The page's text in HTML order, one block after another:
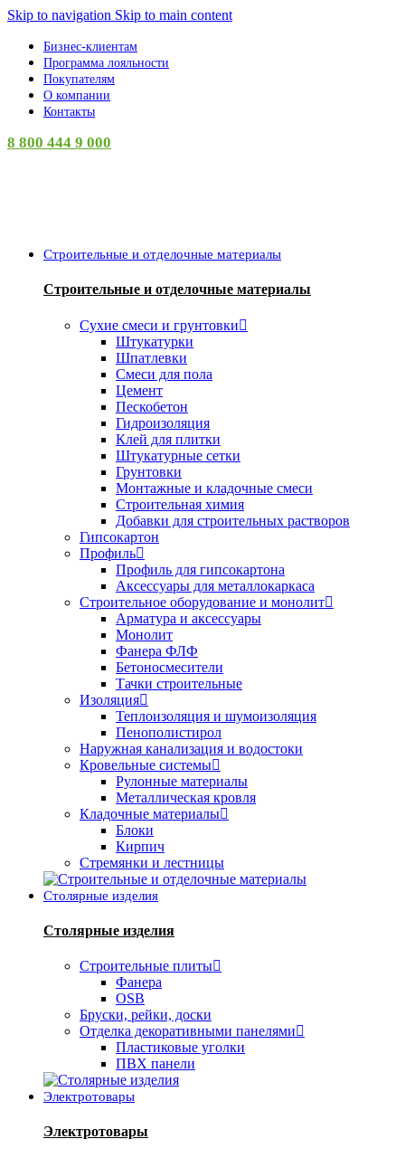
Skip to navigation Skip to main content
Бизнес-клиентам
Программа лояльности
Покупателям
О компании
Контакты
8 800 444 9 000
Строительные и отделочные материалы
Строительные и отделочные материалы
Сухие смеси и грунтовки
Штукатурки
Шпатлевки
Смеси для пола
Цемент
Пескобетон
Гидроизоляция
Клей для плитки
Штукатурные сетки
Грунтовки
Монтажные и кладочные смеси
Строительная химия
Добавки для строительных растворов
Гипсокартон
Профиль
Профиль для гипсокартона
Аксессуары для металлокаркаса
Строительное оборудование и монолит
Арматура и аксессуары
Монолит
Фанера ФЛФ
Бетоносмесители
Тачки строительные
Изоляция
Теплоизоляция и шумоизоляция
Пенополистирол
Наружная канализация и водостоки
Кровельные системы
Рулонные материалы
Металлическая кровля
Кладочные материалы
Блоки
Кирпич
Стремянки и лестницы
Столярные изделия
Столярные изделия
Строительные плиты
Фанера
OSB
Бруски, рейки, доски
Отделка декоративными панелями
Пластиковые уголки
ПВХ панели
Электротовары
Электротовары